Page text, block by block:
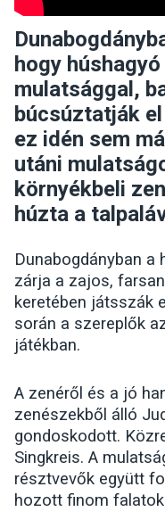
hogy
mulatsággal,
búcsúztatják
ez idén sem
utáni
környékbeli
húzta a
Dunabogdányban
zárja a zajos,
keretében játsszák
során a szereplők
játékban.
A zenéről és a jó
zenészekből álló
gondoskodott.
Singkreis. A
résztvevők együtt
hozott finom